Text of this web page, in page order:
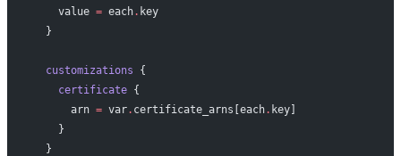
    value
= each. key
  }
  customizations
{
    certificate
{
      arn
= var. certificate_arns[each. key]
    }
  }